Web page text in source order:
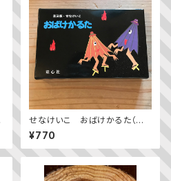
せなけいこ おばけかるた（普
及版）
¥770